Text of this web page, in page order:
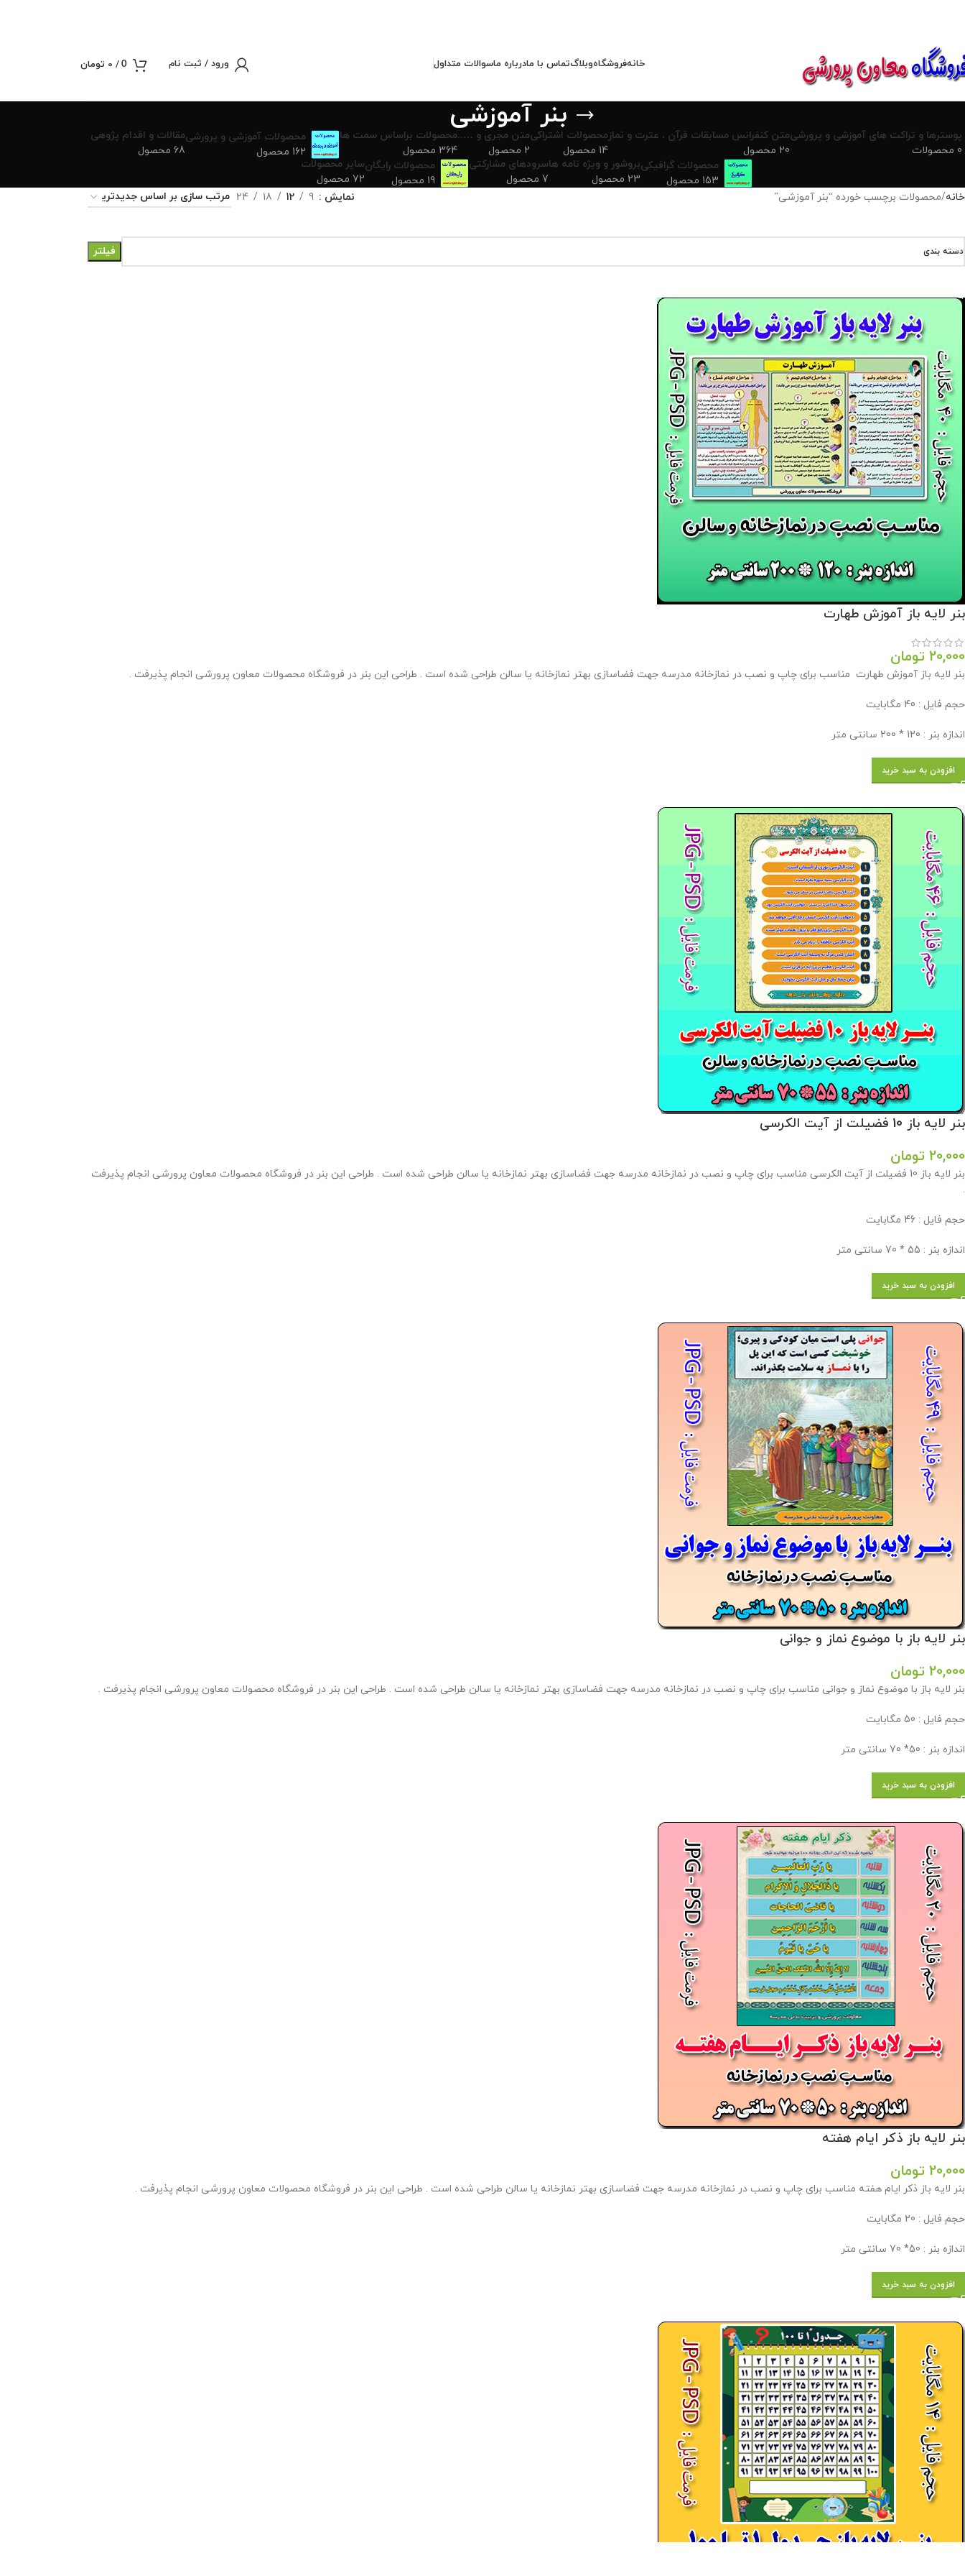
خانهفروشگاهوبلاگتماس با مادرباره ماسوالات متداول ورود / ثبت نام 0
/
0 تومان
بنر آموزشی
پوسترها و تراکت های آموزشی و پرورشی
0 محصولات
متن کنفرانس مسابقات قرآن ، عترت و نماز
20 محصول
محصولات اشتراکی
14 محصول
متن مجری و …..
2 محصول
محصولات براساس سمت ها
364 محصول
محصولات آموزشی و پرورشی
162 محصول
مقالات و اقدام پژوهی
68 محصول
محصولات گرافیکی
153 محصول
بروشور و ویژه نامه ها
23 محصول
سرودهای مشارکتی
7 محصول
محصولات رایگان
19 محصول
سایر محصولات
72 محصول
خانه محصولات برچسب خورده “بنر آموزشی” نمایش 9
12
18
24
دسته بندی فیلتر
بنر لایه باز آموزش طهارت
20,000 تومان
بنر لایه باز آموزش طهارت مناسب برای چاپ و نصب در نمازخانه مدرسه جهت فضاسازی بهتر نمازخانه یا سالن طراحی شده است . طراحی این بنر در فروشگاه محصولات معاون پرورشی انجام پذیرفت .
حجم فایل : 40 مگابایت
اندازه بنر : 120 * 200 سانتی متر
افزودن به سبد خرید
بنر لایه باز 10 فضیلت از آیت الکرسی
20,000 تومان
بنر لایه باز 10 فضیلت از آیت الکرسی مناسب برای چاپ و نصب در نمازخانه مدرسه جهت فضاسازی بهتر نمازخانه یا سالن طراحی شده است . طراحی این بنر در فروشگاه محصولات معاون پرورشی انجام پذیرفت
.
حجم فایل : 46 مگابایت
اندازه بنر : 55 * 70 سانتی متر
افزودن به سبد خرید
بنر لایه باز با موضوع نماز و جوانی
20,000 تومان
بنر لایه باز با موضوع نماز و جوانی مناسب برای چاپ و نصب در نمازخانه مدرسه جهت فضاسازی بهتر نمازخانه یا سالن طراحی شده است . طراحی این بنر در فروشگاه محصولات معاون پرورشی انجام پذیرفت .
حجم فایل : 50 مگابایت
اندازه بنر : 50* 70 سانتی متر
افزودن به سبد خرید
بنر لایه باز ذکر ایام هفته
20,000 تومان
بنر لایه باز ذکر ایام هفته مناسب برای چاپ و نصب در نمازخانه مدرسه جهت فضاسازی بهتر نمازخانه یا سالن طراحی شده است . طراحی این بنر در فروشگاه محصولات معاون پرورشی انجام پذیرفت .
حجم فایل : 20 مگابایت
اندازه بنر : 50* 70 سانتی متر
افزودن به سبد خرید